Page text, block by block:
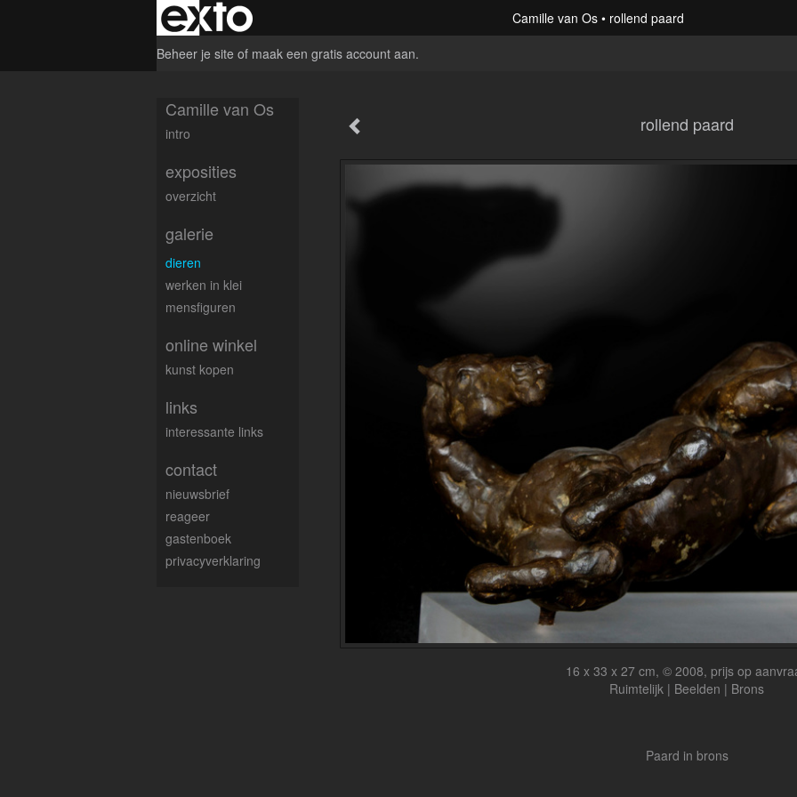
Camille van Os
rollend paard
Beheer je site of maak een gratis account aan.
rollend paard
16 x 33 x 27 cm, © 2008, prijs op
Ruimtelijk | Beelden | Brons
Paard in brons
Camille van Os
intro
exposities
overzicht
galerie
dieren
werken in klei
mensfiguren
online winkel
kunst kopen
links
interessante links
contact
nieuwsbrief
reageer
gastenboek
privacyverklaring